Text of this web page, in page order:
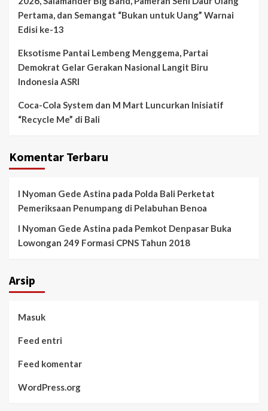
Pertama, dan Semangat “Bukan untuk Uang” Warnai
Edisi ke-13
Eksotisme Pantai Lembeng Menggema, Partai
Demokrat Gelar Gerakan Nasional Langit Biru
Indonesia ASRI
Coca-Cola System dan M Mart Luncurkan Inisiatif
“Recycle Me” di Bali
Komentar Terbaru
I Nyoman Gede Astina pada Polda Bali Perketat
Pemeriksaan Penumpang di Pelabuhan Benoa
I Nyoman Gede Astina pada Pemkot Denpasar Buka
Lowongan 249 Formasi CPNS Tahun 2018
Arsip
Masuk
Feed entri
Feed komentar
WordPress.org